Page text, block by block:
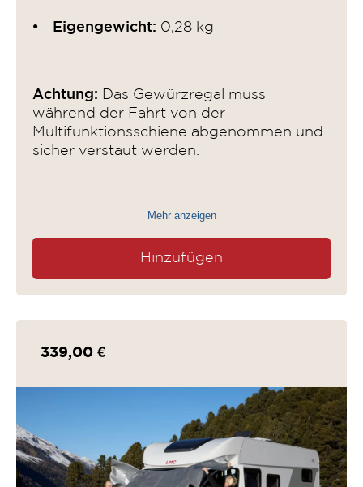
Eigengewicht: 0,28 kg
Achtung: Das Gewürzregal muss
während der Fahrt von der
Multifunktionsschiene abgenommen und
sicher verstaut werden.
Mehr anzeigen
Hinzufügen
339,00 €